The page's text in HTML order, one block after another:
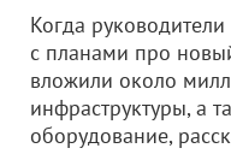
Когда
с планами про
вложили около
инфраструктуры, а
оборудование,